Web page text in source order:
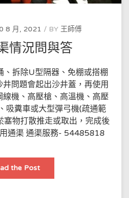
8 月, 2021 BY 王師傅
情況問與答
、拆除U型隔器、免棚或搭棚
問題會起出沙井蓋，再使用
機、高壓槍、高溫機、高壓
吸糞車或大型彈弓機(疏通範
塞物打散推走或取出，完成後
通渠 通渠服務- 54485818
the Post家
塞